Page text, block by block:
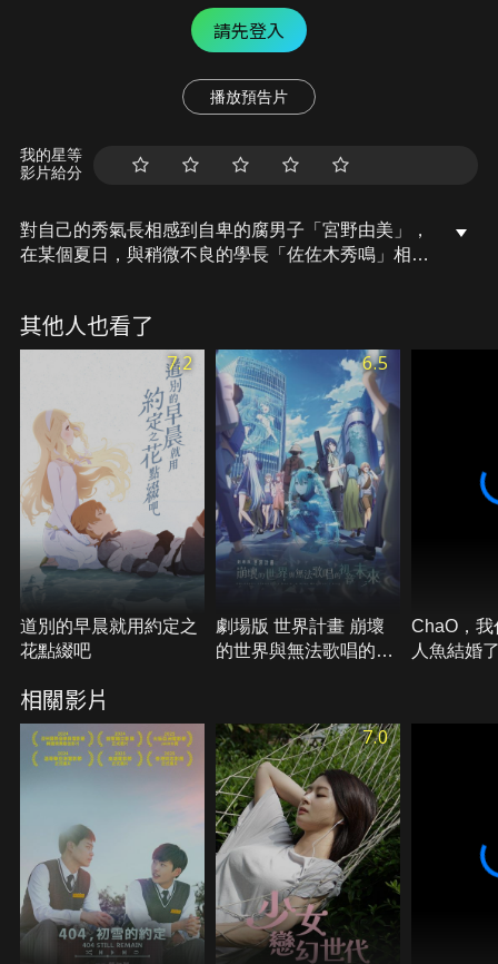
請先登入
播放預告片
我的星等
影片給分
對自己的秀氣長相感到自卑的腐男子「宮野由美」，
在某個夏日，與稍微不良的學長「佐佐木秀鳴」相遇
就要畢業了，只能彼此珍惜著上下學時的獨處時
光……面對這樣的改變他們兩人的關係會如何變化
其他人也看了
7.2
道別的早晨就用約定之
花點綴吧
6.5
劇場版 世界計畫 崩壞
的世界與無法歌唱的初
ChaO，
人魚結婚
相關影片
7.0